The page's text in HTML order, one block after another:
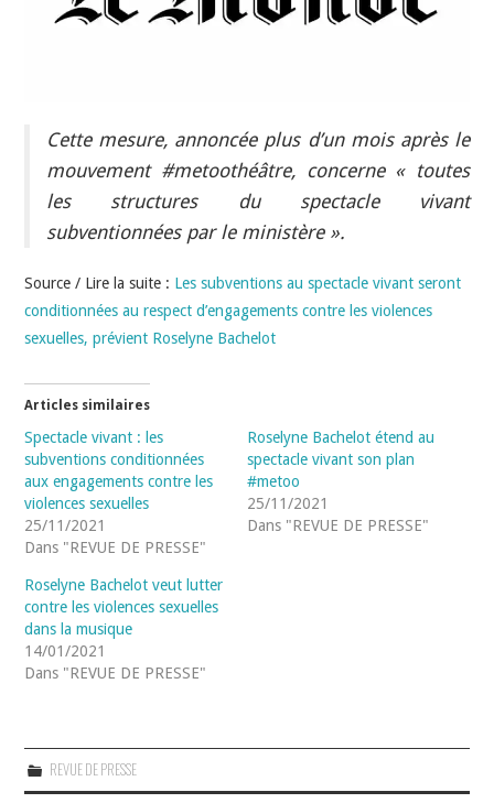
Cette mesure, annoncée plus d’un mois après le
mouvement #metoothéâtre, concerne « toutes
les structures du spectacle vivant
subventionnées par le ministère ».
Source / Lire la suite : Les subventions au spectacle vivant seront
conditionnées au respect d’engagements contre les violences
sexuelles, prévient Roselyne Bachelot
Articles similaires
Spectacle vivant : les
subventions conditionnées
aux engagements contre les
violences sexuelles
25/11/2021
Dans "REVUE DE PRESSE"
Roselyne Bachelot étend au
spectacle vivant son plan
#metoo
25/11/2021
Dans "REVUE DE PRESSE"
Roselyne Bachelot veut lutter
contre les violences sexuelles
dans la musique
14/01/2021
Dans "REVUE DE PRESSE"
REVUE DE PRESSE